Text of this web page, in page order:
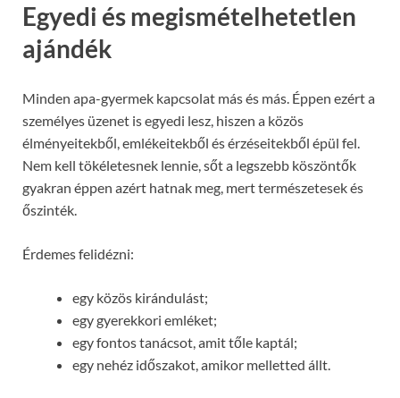
Egyedi és megismételhetetlen
ajándék
Minden apa-gyermek kapcsolat más és más. Éppen ezért a
személyes üzenet is egyedi lesz, hiszen a közös
élményeitekből, emlékeitekből és érzéseitekből épül fel.
Nem kell tökéletesnek lennie, sőt a legszebb köszöntők
gyakran éppen azért hatnak meg, mert természetesek és
őszinték.
Érdemes felidézni:
egy közös kirándulást;
egy gyerekkori emléket;
egy fontos tanácsot, amit tőle kaptál;
egy nehéz időszakot, amikor melletted állt.